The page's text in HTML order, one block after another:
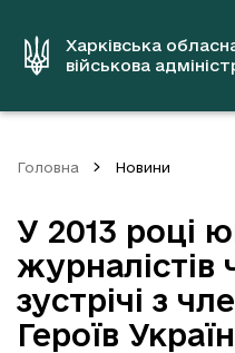
вмістуХарківська
військова
Головна Новини
У 2013 році
журналістів
зустрічі з
Героїв